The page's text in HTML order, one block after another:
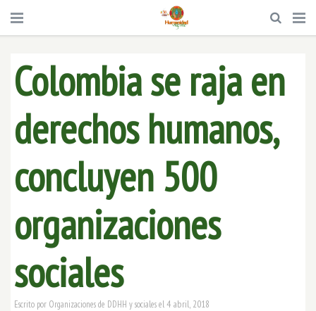
Colombia se raja en
derechos humanos,
concluyen 500
organizaciones
sociales
Escrito por Organizaciones de DDHH y socialesel4 abril, 2018